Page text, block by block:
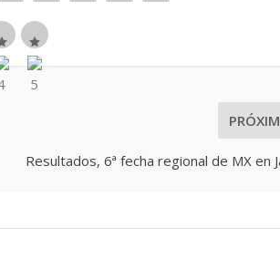
Resultados, 6ª fecha regional de MX en